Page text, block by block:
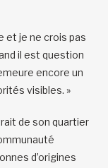
et je ne crois pas
il est question
encore un
visibles. »
de son quartier
d’origines